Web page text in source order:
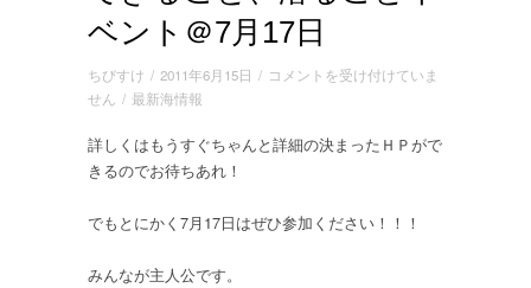
ベント＠7月17日
ちびすけ / 2011年6月15日 / で
こ
る
コメントを受け付けていま
せん / 最新海情報
詳しくはもうすぐちゃんと詳細の決まったＨＰがで
きるのでお待ちあれ！
でもとにかく7月17日はぜひ参加ください！！！
みんなが主人公です。